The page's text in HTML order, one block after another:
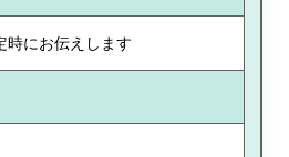
時にお伝えします